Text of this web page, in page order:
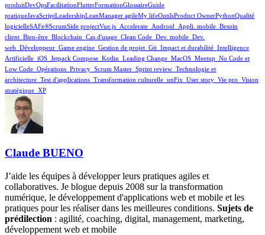
produitDevOpsFacilitationFlutterFormationGlossaireGuide
pratiqueJavaScriptLeadershipLeanManager agileMy lifeOutilsProduct OwnerPythonQualité
logicielleSAFe®ScrumSide projectVue.js _Accelerate _Android _Appli. mobile _Besoin
client _Bien-être _Blockchain _Cas d'usage _Clean Code _Dev. mobile _Dev.
web _Développeur _Game engine _Gestion de projet _Git _Impact et durabilité _Intelligence
Artificielle _iOS _Jetpack Compose _Kotlin _Leading Change _MacOS _Meetup _No Code et
Low Code _Opérations _Privacy _Scrum Master _Sprint review _Technologie et
architecture _Test d'applications _Transformation culturelle _unFix _User story _Vie pro _Vision
stratégique _XP
Claude BUENO
J’aide les équipes à développer leurs pratiques agiles et
collaboratives. Je blogue depuis 2008 sur la transformation
numérique, le développement d'applications web et mobile et les
pratiques pour les réaliser dans les meilleures conditions. Sujets de
prédilection : agilité, coaching, digital, management, marketing,
développement web et mobile